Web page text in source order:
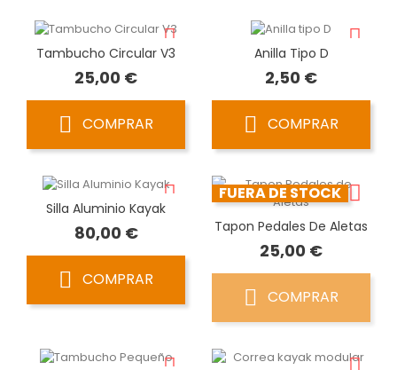
Tambucho Circular V3
25,00 €Precio
COMPRAR
Anilla Tipo D
2,50 €Precio
COMPRAR
Silla Aluminio Kayak
80,00 €Precio
COMPRAR
FUERA DE STOCK
Tapon Pedales De Aletas
25,00 €Precio
COMPRAR